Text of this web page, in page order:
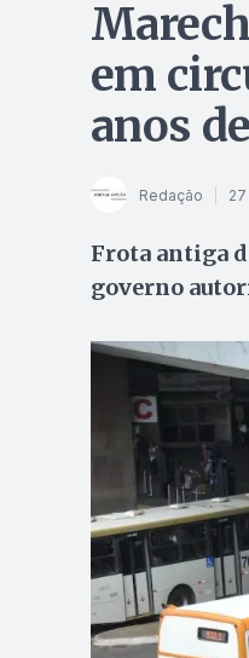
em
anos
Redação
Frota antiga
governo